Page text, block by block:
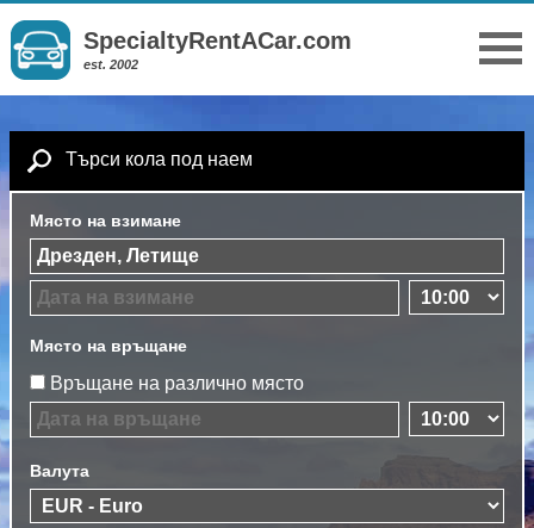
SpecialtyRentACar.com
est. 2002
Търси кола под наем
Място на взимане
Място на връщане
Връщане на различно място
Валута